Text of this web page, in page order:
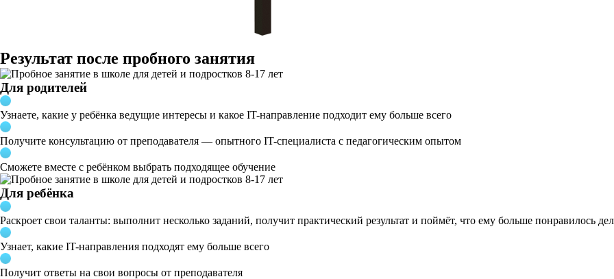
Результат после пробного занятия
Для родителей
Узнаете, какие у ребёнка ведущие интересы и какое IT-направление подходит ему больше всего
Получите консультацию от преподавателя — опытного IT-специалиста с педагогическим опытом
Сможете вместе с ребёнком выбрать подходящее обучение
Для ребёнка
Раскроет свои таланты: выполнит несколько заданий, получит практический результат и поймёт, что ему больше понравилось
Узнает, какие IT-направления подходят ему больше всего
Получит ответы на свои вопросы от преподавателя